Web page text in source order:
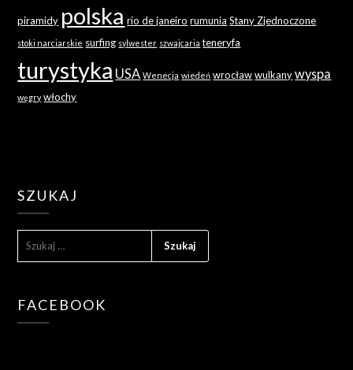
piramidy polska rio de janeiro rumunia Stany Zjednoczone
stoki narciarskie surfing sylwester szwajcaria teneryfa
turystyka USA Wenecja wiedeń wrocław wulkany wyspa
węgry włochy
SZUKAJ
FACEBOOK